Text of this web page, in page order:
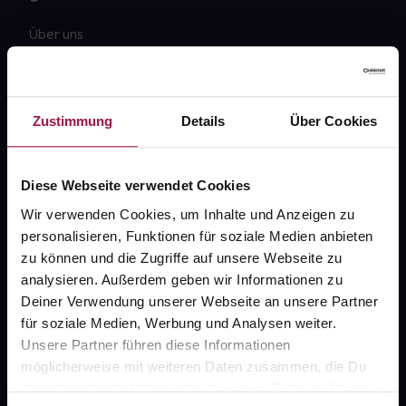
Zustimmung Details Über Cookies
Diese Webseite verwendet Cookies
Wir verwenden Cookies, um Inhalte und Anzeigen zu
personalisieren, Funktionen für soziale Medien anbieten
zu können und die Zugriffe auf unsere Webseite zu
analysieren. Außerdem geben wir Informationen zu
Deiner Verwendung unserer Webseite an unsere Partner
für soziale Medien, Werbung und Analysen weiter.
Unsere Partner führen diese Informationen
möglicherweise mit weiteren Daten zusammen, die Du
ihnen bereitgestellt hast oder die sie im Rahmen Deiner
Über uns
Newsletter
Sanitätshäuser
AGB
Impressum